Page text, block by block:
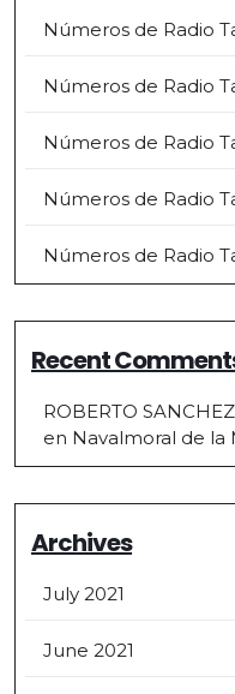
Números de Radio
Números de Radio
Números de Radio
Números de Radio
Números de Radio
Recent
ROBERTO SANCHEZ
en Navalmoral de la
Archives
July 2021
June 2021